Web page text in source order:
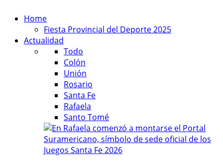
Home
Fiesta Provincial del Deporte 2025
Actualidad
Todo
Colón
Unión
Rosario
Santa Fe
Rafaela
Santo Tomé